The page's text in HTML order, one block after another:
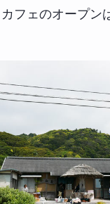
フェのオープン